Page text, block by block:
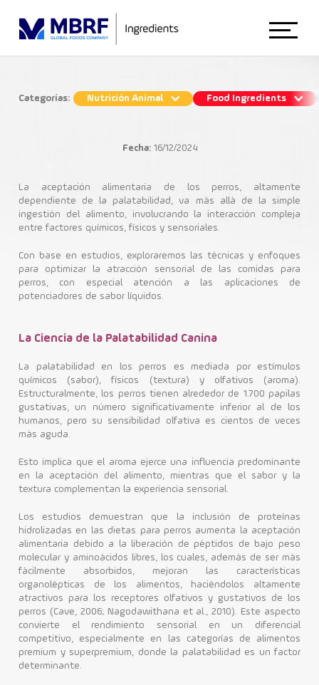
Animal Nutrition
Blog
Contacto
palatabilidad?
Nutrición Animal
B.FreshFy
Categorías: Nutrición Animal Food Ingredients
Fecha:16/12/2024
La aceptación alimentaria de los perros, altamente
dependiente de la palatabilidad, va más allá de la simple
ingestión del alimento, involucrando la interacción compleja
entre factores químicos, físicos y sensoriales.
Con base en estudios, exploraremos las técnicas y enfoques
para optimizar la atracción sensorial de las comidas para
perros, con especial atención a las aplicaciones de
potenciadores de sabor líquidos.
La Ciencia de la Palatabilidad Canina
La palatabilidad en los perros es mediada por estímulos
químicos (sabor), físicos (textura) y olfativos (aroma).
Estructuralmente, los perros tienen alrededor de 1.700 papilas
gustativas, un número significativamente inferior al de los
humanos, pero su sensibilidad olfativa es cientos de veces
más aguda.
Esto implica que el aroma ejerce una influencia predominante
en la aceptación del alimento, mientras que el sabor y la
textura complementan la experiencia sensorial.
Los estudios demuestran que la inclusión de proteínas
hidrolizadas en las dietas para perros aumenta la aceptación
alimentaria debido a la liberación de péptidos de bajo peso
molecular y aminoácidos libres, los cuales, además de ser más
fácilmente absorbidos, mejoran las características
organolépticas de los alimentos, haciéndolos altamente
atractivos para los receptores olfativos y gustativos de los
perros (Cave, 2006; Nagodawithana et al., 2010). Este aspecto
convierte el rendimiento sensorial en un diferencial
competitivo, especialmente en las categorías de alimentos
premium y superpremium, donde la palatabilidad es un factor
determinante.